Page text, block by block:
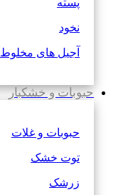
پسته
نخود
آجیل های مخلوط
حبوبات و خشکبار
حبوبات و غلات
توت خشک
زرشک